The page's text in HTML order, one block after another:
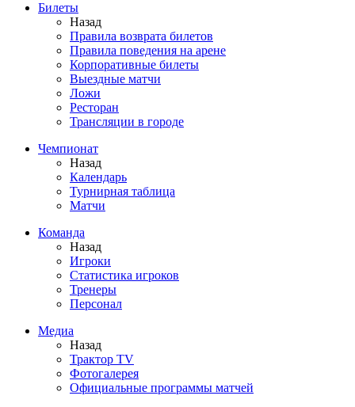
Билеты
Назад
Правила возврата билетов
Правила поведения на арене
Корпоративные билеты
Выездные матчи
Ложи
Ресторан
Трансляции в городе
Чемпионат
Назад
Календарь
Турнирная таблица
Матчи
Команда
Назад
Игроки
Статистика игроков
Тренеры
Персонал
Медиа
Назад
Трактор TV
Фотогалерея
Официальные программы матчей